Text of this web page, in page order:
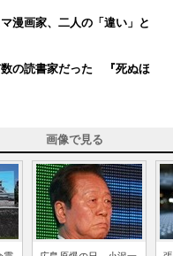
漫画家、二人の「違い」と
の読書家だった 『死ぬほ
画像で見る